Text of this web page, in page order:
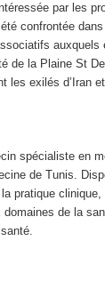
par les
confrontée
auxquels
de la Plaine St
les exilés d’Iran
spécialiste en
de Tunis.
pratique clinique,
de la